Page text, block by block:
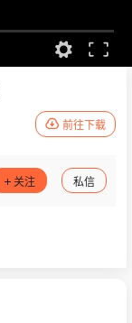
前往下载
关注 私信